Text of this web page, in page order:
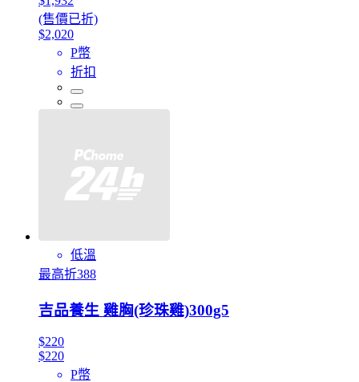
(售價已折)
$2,020
P幣
折扣
低溫
最高折388
吉品養生 雞胸(珍珠雞)300g5
$220
$220
P幣